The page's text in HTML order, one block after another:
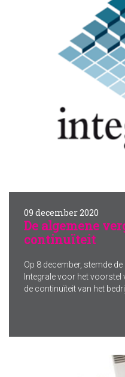
09 december 2020
De algemene
continuïteit
Op 8 december, stemde
Integrale voor het
de continuïteit van het